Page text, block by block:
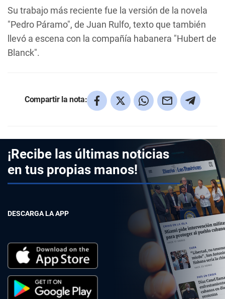
Su trabajo más reciente fue la versión de la novela
"Pedro Páramo", de Juan Rulfo, texto que también
llevó a escena con la compañía habanera "Hubert de
Blanck".
Compartir la nota:
¡Recibe las últimas noticias
en tus propias manos!
DESCARGA LA APP